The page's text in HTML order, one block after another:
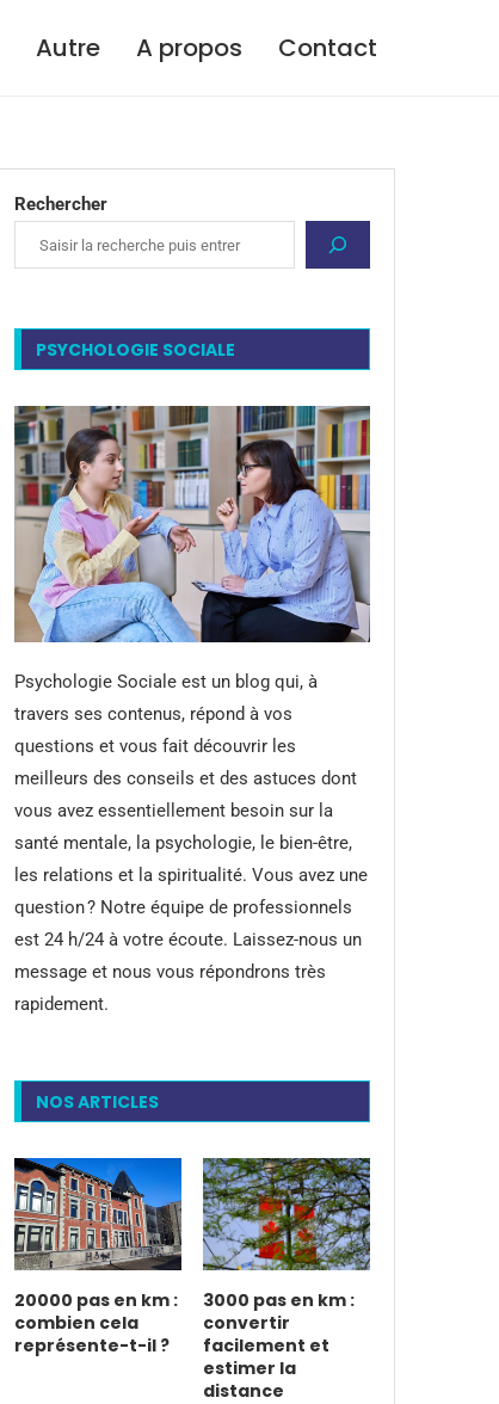
Autre A propos Contact
Rechercher
PSYCHOLOGIE SOCIALE
Psychologie Sociale est un blog qui, à
travers ses contenus, répond à vos
questions et vous fait découvrir les
meilleurs des conseils et des astuces dont
vous avez essentiellement besoin sur la
santé mentale, la psychologie, le bien-être,
les relations et la spiritualité. Vous avez une
question ? Notre équipe de professionnels
est 24 h/24 à votre écoute. Laissez-nous un
message et nous vous répondrons très
rapidement.
NOS ARTICLES
20000 pas en km :
combien cela
représente-t-il ?
3000 pas en km :
convertir
facilement et
estimer la
distance